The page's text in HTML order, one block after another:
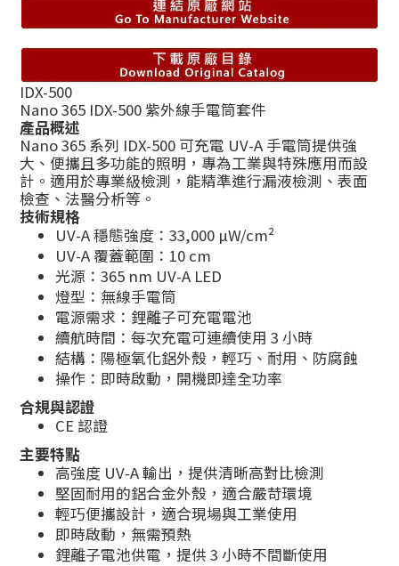
IDX-500
Nano 365 IDX-500 紫外線手電筒套件
產品概述
Nano 365 系列 IDX-500 可充電 UV-A 手電筒提供強
大、便攜且多功能的照明，專為工業與特殊應用而設
計。適用於專業級檢測，能精準進行漏液檢測、表面
檢查、法醫分析等。
技術規格
UV-A 穩態強度：33,000 µW/cm²
UV-A 覆蓋範圍：10 cm
光源：365 nm UV-A LED
燈型：無線手電筒
電源需求：鋰離子可充電電池
續航時間：每次充電可連續使用 3 小時
結構：陽極氧化鋁外殼，輕巧、耐用、防腐蝕
操作：即時啟動，開機即達全功率
合規與認證
CE 認證
主要特點
高強度 UV-A 輸出，提供清晰高對比檢測
堅固耐用的鋁合金外殼，適合嚴苛環境
輕巧便攜設計，適合現場與工業使用
即時啟動，無需預熱
鋰離子電池供電，提供 3 小時不間斷使用